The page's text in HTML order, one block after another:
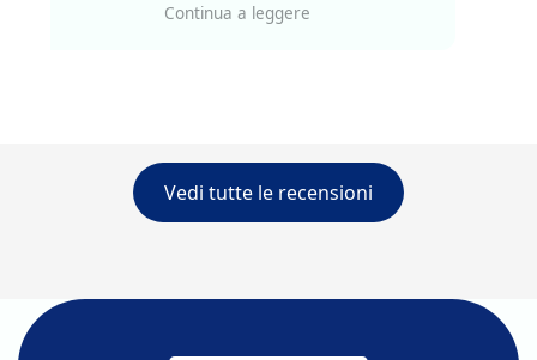
Continua a leggere
Vedi tutte le recensioni